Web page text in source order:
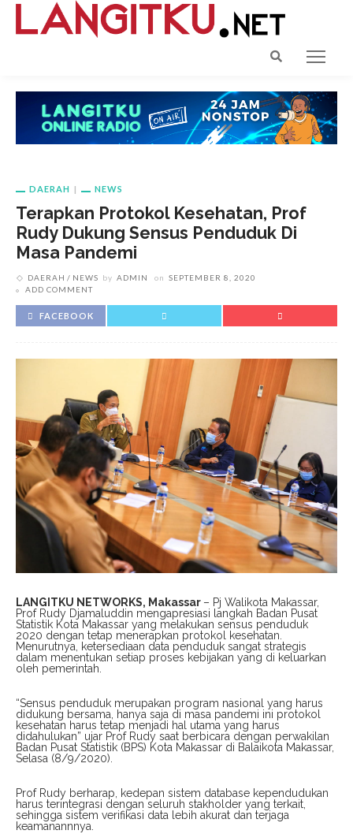
DAERAH NEWS
Terapkan Protokol Kesehatan, Prof
Rudy Dukung Sensus Penduduk Di
Masa Pandemi
DAERAH NEWS by ADMIN on SEPTEMBER 8, 2020
ADD COMMENT
FACEBOOK
LANGITKU NETWORKS, Makassar – Pj Walikota Makassar,
Prof Rudy Djamaluddin mengapresiasi langkah Badan Pusat
Statistik Kota Makassar yang melakukan sensus penduduk
2020 dengan tetap menerapkan protokol kesehatan.
Menurutnya, ketersediaan data penduduk sangat strategis
dalam menentukan setiap proses kebijakan yang di keluarkan
oleh pemerintah.
“Sensus penduduk merupakan program nasional yang harus
didukung bersama, hanya saja di masa pandemi ini protokol
kesehatan harus tetap menjadi hal utama yang harus
didahulukan” ujar Prof Rudy saat berbicara dengan perwakilan
Badan Pusat Statistik (BPS) Kota Makassar di Balaikota Makassar,
Selasa (8/9/2020).
Prof Rudy berharap, kedepan sistem database kependudukan
harus terintegrasi dengan seluruh stakholder yang terkait,
sehingga sistem verifikasi data lebih akurat dan terjaga
keamanannnya.